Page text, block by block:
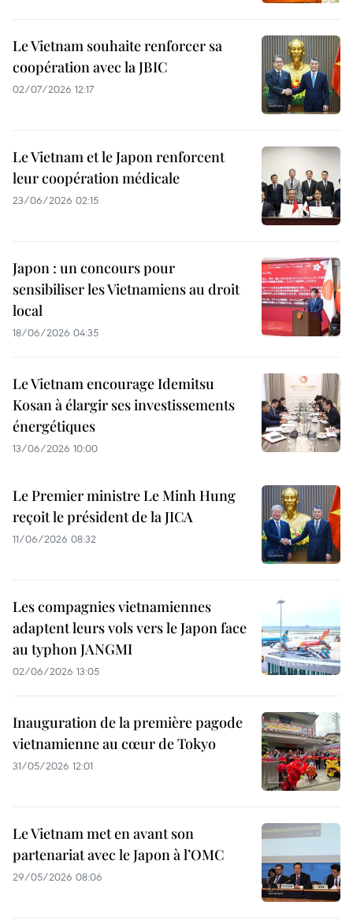
Le Vietnam souhaite renforcer sa
coopération avec la JBIC
02/07/2026 12:17
Le Vietnam et le Japon renforcent
leur coopération médicale
23/06/2026 02:15
Japon : un concours pour
sensibiliser les Vietnamiens au droit
local
18/06/2026 04:35
Le Vietnam encourage Idemitsu
Kosan à élargir ses investissements
énergétiques
13/06/2026 10:00
Le Premier ministre Le Minh Hung
reçoit le président de la JICA
11/06/2026 08:32
Les compagnies vietnamiennes
adaptent leurs vols vers le Japon face
au typhon JANGMI
02/06/2026 13:05
Inauguration de la première pagode
vietnamienne au cœur de Tokyo
31/05/2026 12:01
Le Vietnam met en avant son
partenariat avec le Japon à l’OMC
29/05/2026 08:06